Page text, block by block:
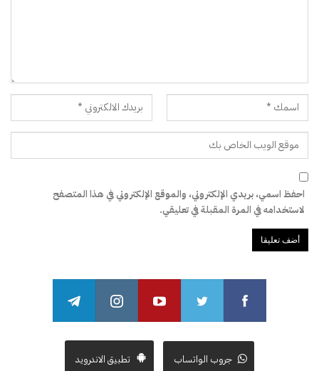
احفظ اسمي، بريدي الإلكتروني، والموقع الإلكتروني في هذا المتصفح
لاستخدامه في المرة المقبلة في تعليقي.
جروب الواتساب تطبيق الاندرويد